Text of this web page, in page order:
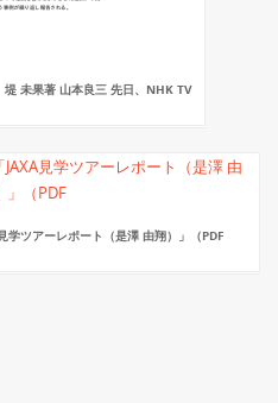
未果著 山本良三 先日、NHK TV
学ツアーレポート（是澤 由翔）」（PDF